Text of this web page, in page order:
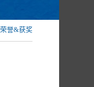
荣誉&获奖